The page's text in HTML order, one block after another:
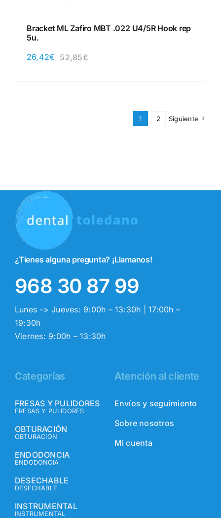
Bracket ML Zafiro MBT .022 U4/5R Hook rep
5u.
52,85€El
26,42€
El
1 2 Siguiente
¿Tienes alguna pregunta? ¡Llamanos!
968 30 87 99
Lunes -> Jueves: 9:00h – 13:30h | 17:00h –
19:30h
Viernes: 9:00h – 13:30h
Categorías
FRESAS Y PULIDORES
FRESAS Y PULIDORES
OBTURACIÓN
OBTURACIÓN
ENDODONCIA
ENDODONCIA
DESECHABLE
DESECHABLE
INSTRUMENTAL
INSTRUMENTAL
Atención al cliente
Envíos y seguimiento
Sobre nosotros
Mi cuenta